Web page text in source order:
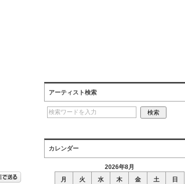
アーティスト検索
カレンダー
2026年8月
月
火 水 木 金 土 日